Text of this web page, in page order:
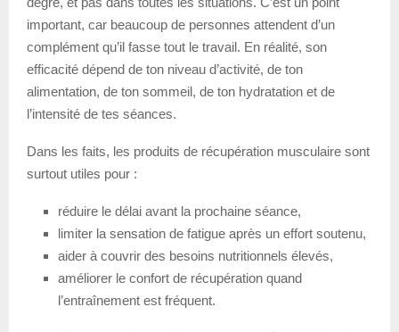
important, car beaucoup de personnes attendent d’un
complément qu’il fasse tout le travail. En réalité, son
efficacité dépend de ton niveau d’activité, de ton
alimentation, de ton sommeil, de ton hydratation et de
l’intensité de tes séances.
Dans les faits, les produits de récupération musculaire sont
surtout utiles pour :
réduire le délai avant la prochaine séance,
limiter la sensation de fatigue après un effort soutenu,
aider à couvrir des besoins nutritionnels élevés,
améliorer le confort de récupération quand
l’entraînement est fréquent.